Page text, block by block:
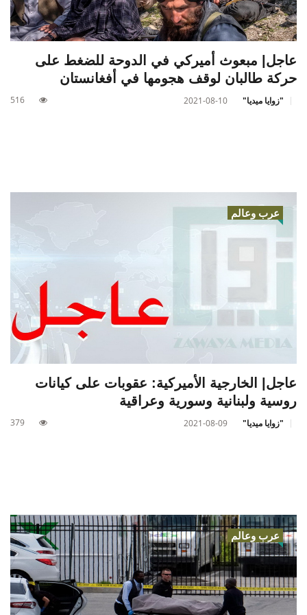
عاجل| مبعوث أميركي في الدوحة للضغط على
حركة طالبان لوقف هجومها في أفغانستان
"زوايا ميديا" 2021-08-10
516
عرب وعالم
عاجل| الخارجية الأميركية: عقوبات على كيانات
روسية ولبنانية وسورية وعراقية
"زوايا ميديا" 2021-08-09
379
عرب وعالم